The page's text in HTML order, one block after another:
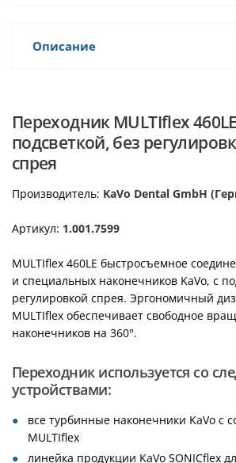
Описание
Переходник MULTIflex
подсветкой, без
спрея
Производитель: KaVo Dental GmbH
Артикул: 1.001.7599
MULTIflex 460LE быстросъемное
и специальных наконечников KaVo, с
регулировкой спрея. Эргономичный
MULTIflex обеспечивает свободное
наконечников на 360°.
Переходник используется со
устройствами:
все турбинные наконечники KaVo с
MULTIflex
линейка продукции KaVo SONICflex